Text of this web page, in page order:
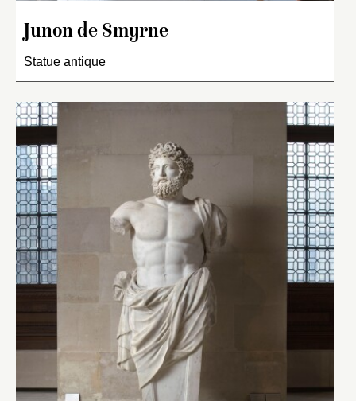
Junon de Smyrne
Statue antique